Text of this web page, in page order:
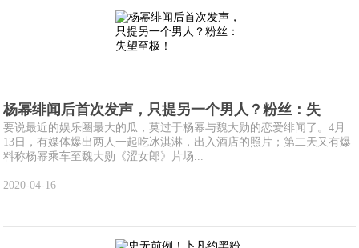
杨幂绯闻后首次发声，只提另一个男人？粉丝：失
要说最近的娱乐圈最大的瓜，莫过于杨幂与魏大勋的恋爱绯闻了。4月
13日，有媒体爆出两人一起吃冰淇淋，出入酒店的照片；第二天又有爆
料称杨幂乘车至魏大勋《涩女郎》片场...
2020-04-16